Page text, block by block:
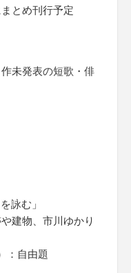
とめ刊行予定
未発表の短歌・俳
詠む」
建物、市川ゆかり
：自由題